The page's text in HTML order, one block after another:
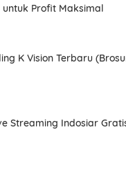
Profit Maksimal
K Vision Terbaru
Streaming Indosiar